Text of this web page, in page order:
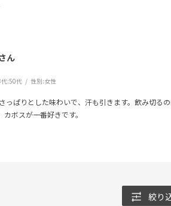
ん
:50代 性別:女性
っぱりとした味わいで、汗も引きます。飲み切るの
カボスが一番好きです。
絞り